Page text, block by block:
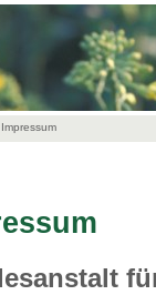
Impressum